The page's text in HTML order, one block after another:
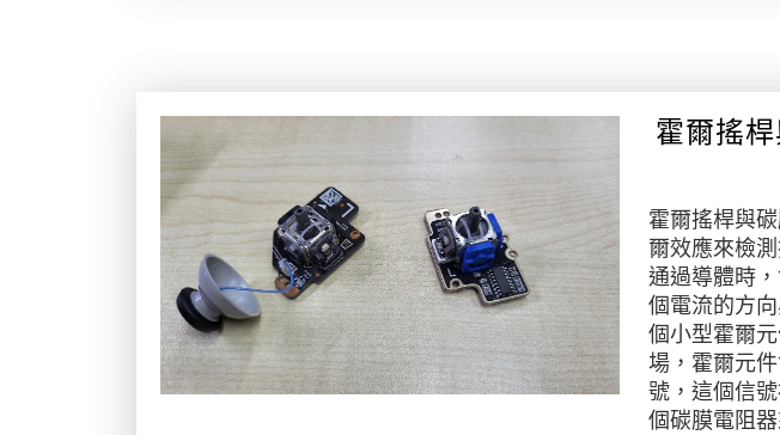
霍爾搖
霍爾搖桿與
爾效應來檢
通過導體時
個電流的方
個小型霍爾
場，霍爾元
號，這個信
個碳膜電阻